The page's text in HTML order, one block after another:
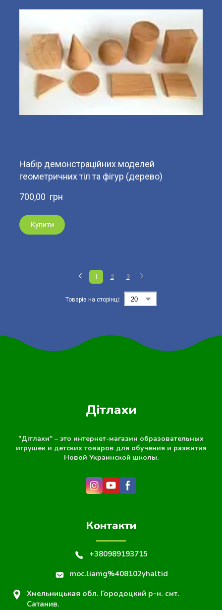
Набір демонстраційних моделей
геометричних тіл та фігур (дерево)
700,00  грн
Купити
Товарів на сторінці:
1 2 3
Дітлахи
"Дітлахи" – это интернет-магазин образовательных
игрушек и детских товаров для обучения и развития
Новой Украинской школы.
Контакти
+380989193715
moc.liamg%408102yhaltid
Хмельницькая обл. Городоцкий р-н. смт.
Сатанив.